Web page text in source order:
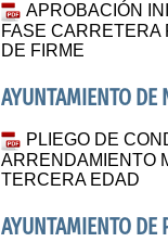
APROBACIÓN
FASE CARRETERA
DE FIRME
AYUNTAMIENTO DE
PLIEGO DE
ARRENDAMIENTO
TERCERA EDAD
AYUNTAMIENTO DE